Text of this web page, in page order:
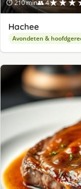
⏱ 210 min👥 4
Hachee
Avondeten &